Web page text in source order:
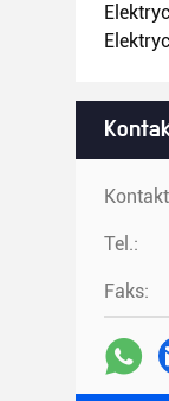
Tel.:
Faks: